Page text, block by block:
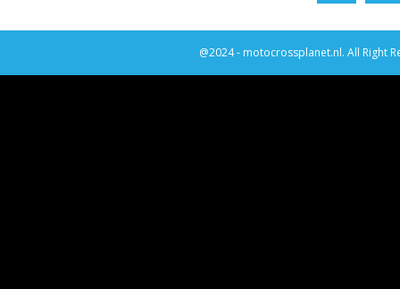
@2024 - motocrossplanet.nl. All Right